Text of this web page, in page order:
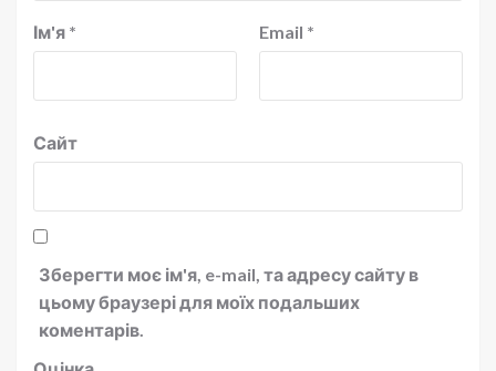
Ім'я * Email *
Сайт
Зберегти моє ім'я, e-mail, та адресу сайту в
цьому браузері для моїх подальших
коментарів.